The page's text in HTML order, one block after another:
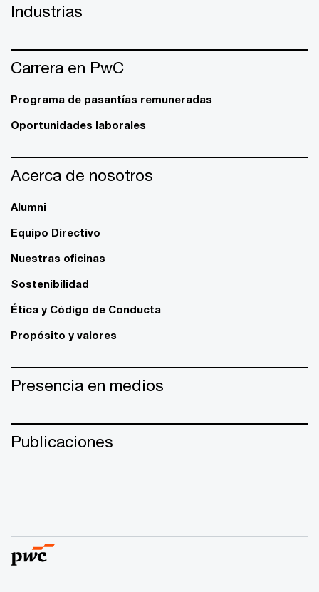
Industrias
Carrera en PwC
Programa de pasantías remuneradas
Oportunidades laborales
Acerca de nosotros
Alumni
Equipo Directivo
Nuestras oficinas
Sostenibilidad
Ética y Código de Conducta
Propósito y valores
Presencia en medios
Publicaciones